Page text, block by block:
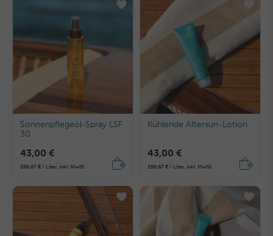
Sonnenpflegeöl-Spray LSF
30
43,00 €
286,67 € / Liter, inkl. MwSt.
Kühlende Aftersun-Lotion
43,00 €
286,67 € / Liter, inkl. MwSt.